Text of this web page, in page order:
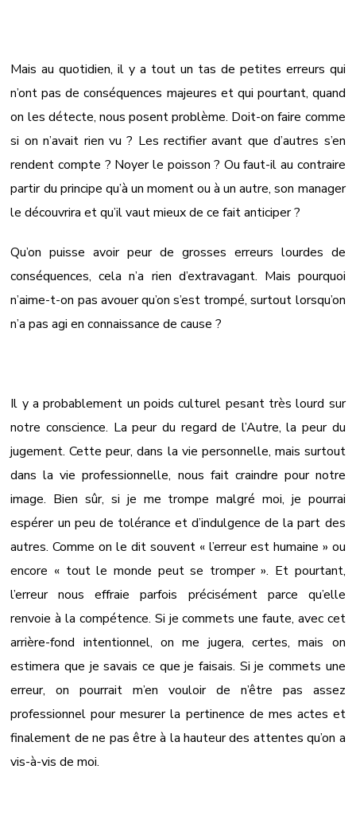
Mais au quotidien, il y a tout un tas de petites erreurs qui
n’ont pas de conséquences majeures et qui pourtant, quand
on les détecte, nous posent problème. Doit-on faire comme
si on n’avait rien vu ? Les rectifier avant que d’autres s’en
rendent compte ? Noyer le poisson ? Ou faut-il au contraire
partir du principe qu’à un moment ou à un autre, son manager
le découvrira et qu’il vaut mieux de ce fait anticiper ?
Qu’on puisse avoir peur de grosses erreurs lourdes de
conséquences, cela n’a rien d’extravagant. Mais pourquoi
n’aime-t-on pas avouer qu’on s’est trompé, surtout lorsqu’on
n’a pas agi en connaissance de cause ?
Il y a probablement un poids culturel pesant très lourd sur
notre conscience. La peur du regard de l’Autre, la peur du
jugement. Cette peur, dans la vie personnelle, mais surtout
dans la vie professionnelle, nous fait craindre pour notre
image. Bien sûr, si je me trompe malgré moi, je pourrai
espérer un peu de tolérance et d’indulgence de la part des
autres. Comme on le dit souvent « l’erreur est humaine » ou
encore « tout le monde peut se tromper ». Et pourtant,
l’erreur nous effraie parfois précisément parce qu’elle
renvoie à la compétence. Si je commets une faute, avec cet
arrière-fond intentionnel, on me jugera, certes, mais on
estimera que je savais ce que je faisais. Si je commets une
erreur, on pourrait m’en vouloir de n’être pas assez
professionnel pour mesurer la pertinence de mes actes et
finalement de ne pas être à la hauteur des attentes qu’on a
vis-à-vis de moi.